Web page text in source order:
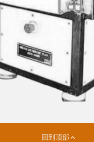
回到顶部